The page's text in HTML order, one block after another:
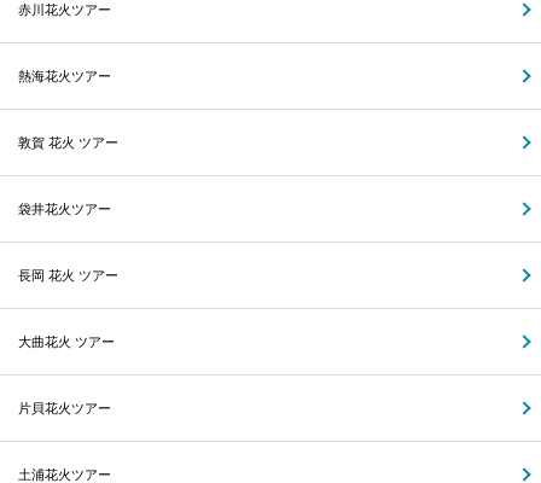
赤川花火ツアー
熱海花火ツアー
敦賀 花火 ツアー
袋井花火ツアー
長岡 花火 ツアー
大曲花火 ツアー
片貝花火ツアー
土浦花火ツアー